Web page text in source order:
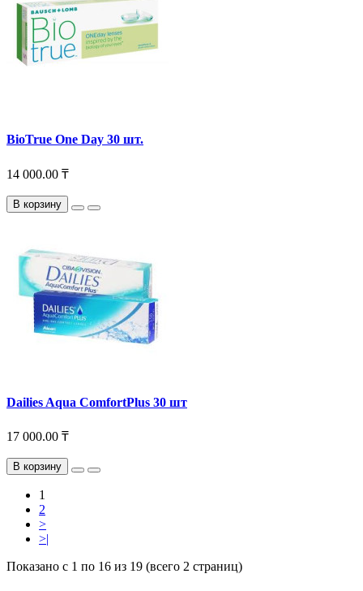
BioTrue One Day 30 шт.
14 000.00 ₸
В корзину
Dailies Aqua ComfortPlus 30 шт
17 000.00 ₸
В корзину
1
2
>
>|
Показано с 1 по 16 из 19 (всего 2 страниц)